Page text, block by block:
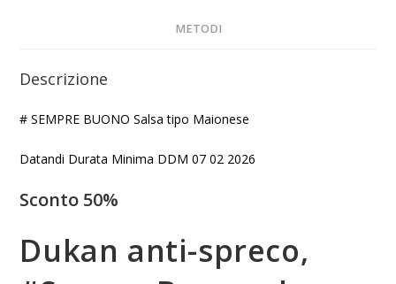
METODI
Descrizione
# SEMPRE BUONO Salsa tipo Maionese
Datandi Durata Minima DDM 07 02 2026
Sconto 50%
Dukan anti-spreco,